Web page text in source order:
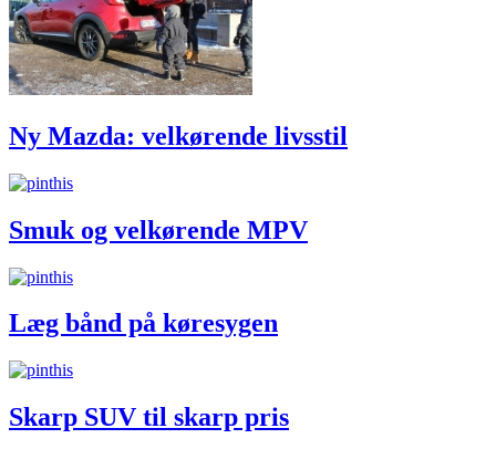
Ny Mazda: velkørende livsstil
Smuk og velkørende MPV
Læg bånd på køresygen
Skarp SUV til skarp pris